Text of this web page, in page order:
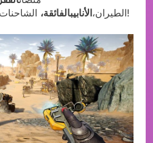
الطيران،الأنابيبالفائقة، الشاحنات أو القطارات. الاختيار لك!